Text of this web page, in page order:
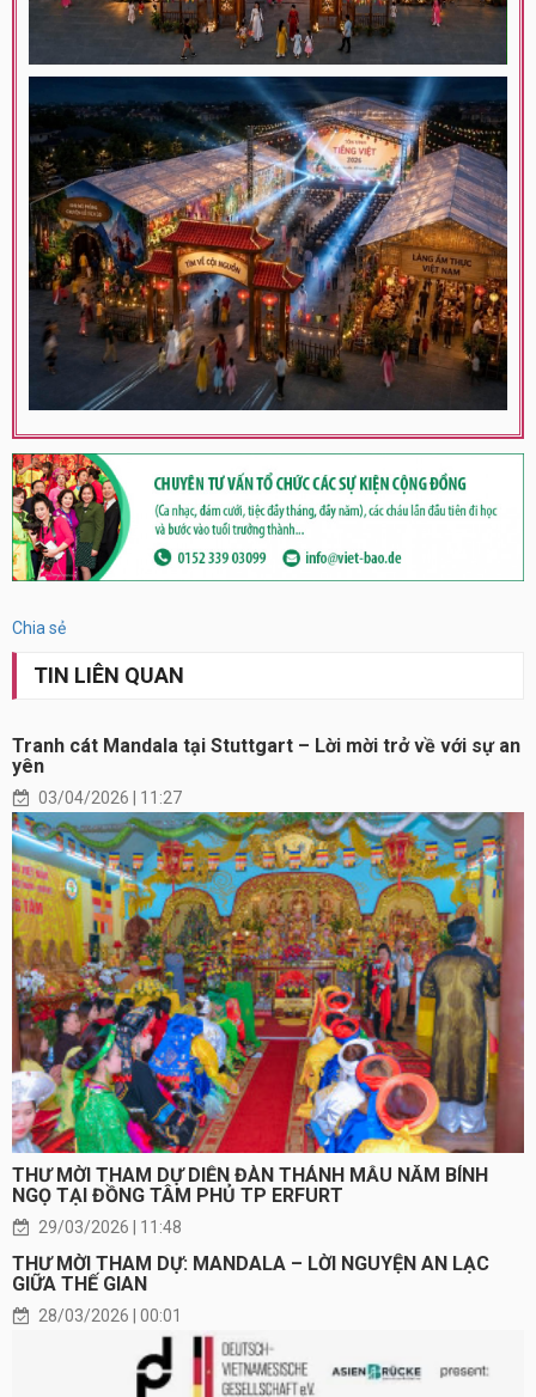
Chia sẻ
TIN LIÊN QUAN
Tranh cát Mandala tại Stuttgart – Lời mời trở về với sự an
yên
03/04/2026 | 11:27
THƯ MỜI THAM DỰ DIỄN ĐÀN THÁNH MẪU NĂM BÍNH
NGỌ TẠI ĐỒNG TÂM PHỦ TP ERFURT
29/03/2026 | 11:48
THƯ MỜI THAM DỰ: MANDALA – LỜI NGUYỆN AN LẠC
GIỮA THẾ GIAN
28/03/2026 | 00:01